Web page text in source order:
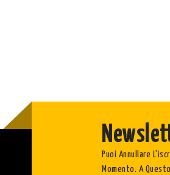
Puoi Annullare
Momento. A